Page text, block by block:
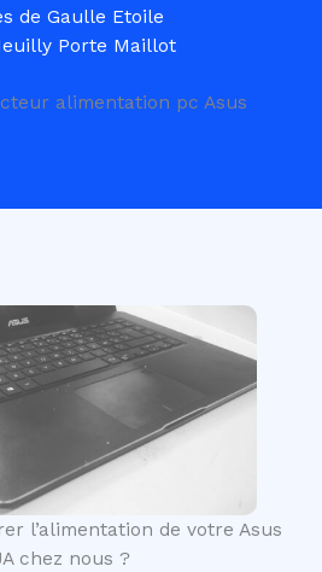
de Gaulle Etoile
Porte Maillot
l’alimentation de votre Asus
chez nous ?